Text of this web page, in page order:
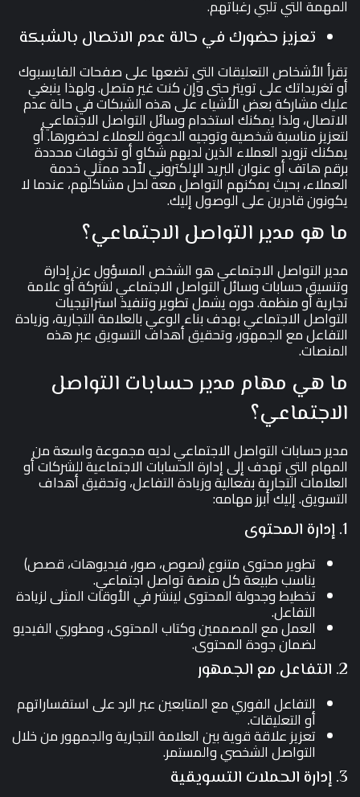
المهمة التي تلبي رغباتهم.
تعزيز حضورك في حالة عدم الاتصال بالشبكة
تقرأ الأشخاص التعليقات التي تضعها على صفحات الفايسبوك
أو تغريداتك على تويتر حتى وإن كنت غير متصل. ولهذا ينبغي
عليك مشاركة بعض الأشياء على هذه الشبكات في حالة عدم
الاتصال، ولذا يمكنك استخدام وسائل التواصل الاجتماعي
لتعزيز مناسبة شخصية وتوجيه الدعوة للعملاء لحضورها. أو
يمكنك تزويد العملاء الذين لديهم شكاوٍ أو تخوفات محددة
برقم هاتف أو عنوان البريد الإلكتروني لأحد ممثلي خدمة
العملاء، بحيث يمكنهم التواصل معه لحل مشاكلهم، عندما لا
يكونون قادرين على الوصول إليك.
ما هو مدير التواصل الاجتماعي؟
مدير التواصل الاجتماعي هو الشخص المسؤول عن إدارة
وتنسيق حسابات وسائل التواصل الاجتماعي لشركة أو علامة
تجارية أو منظمة. دوره يشمل تطوير وتنفيذ استراتيجيات
التواصل الاجتماعي بهدف بناء الوعي بالعلامة التجارية، وزيادة
التفاعل مع الجمهور، وتحقيق أهداف التسويق عبر هذه
المنصات.
ما هي مهام مدير حسابات التواصل
الاجتماعي؟
مدير حسابات التواصل الاجتماعي لديه مجموعة واسعة من
المهام التي تهدف إلى إدارة الحسابات الاجتماعية للشركات أو
العلامات التجارية بفعالية وزيادة التفاعل، وتحقيق أهداف
التسويق. إليك أبرز مهامه:
1. إدارة المحتوى
تطوير محتوى متنوع (نصوص، صور، فيديوهات، قصص)
يناسب طبيعة كل منصة تواصل اجتماعي.
تخطيط وجدولة المحتوى لينشر في الأوقات المثلى لزيادة
التفاعل.
العمل مع المصممين وكتاب المحتوى، ومطوري الفيديو
لضمان جودة المحتوى.
2. التفاعل مع الجمهور
التفاعل الفوري مع المتابعين عبر الرد على استفساراتهم
أو التعليقات.
تعزيز علاقة قوية بين العلامة التجارية والجمهور من خلال
التواصل الشخصي والمستمر.
3. إدارة الحملات التسويقية